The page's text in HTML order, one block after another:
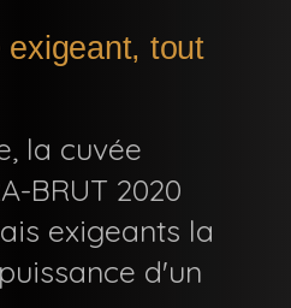
exigeant, tout
la cuvée
BRUT 2020
exigeants la
d'un